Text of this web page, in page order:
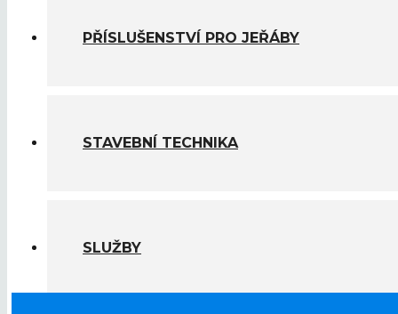
PŘÍSLUŠENSTVÍ PRO JEŘÁBY
STAVEBNÍ TECHNIKA
SLUŽBY